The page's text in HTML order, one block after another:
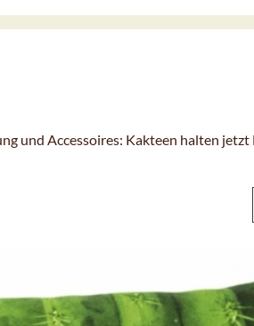
und Accessoires: Kakteen halten jetzt